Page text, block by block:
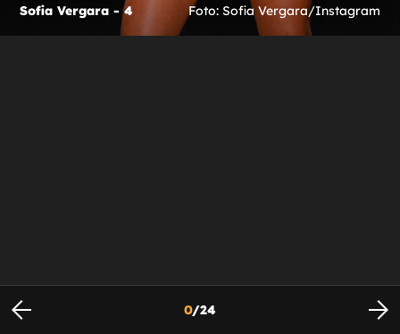
Sofia Vergara - 4 Foto: Sofia Vergara/Instagram
0/24